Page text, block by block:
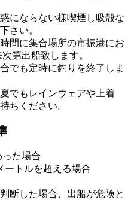
にならない様喫煙し吸殻な
さい。
間に集合場所の市振港にお
第出船致します。
でも定時に釣りを終了しま
でもレインウェアや上着
ちください。
った場合
ートルを超える場合
断した場合、出船が危険と